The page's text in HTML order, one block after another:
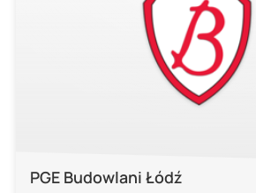
PGE Budowlani Łódź